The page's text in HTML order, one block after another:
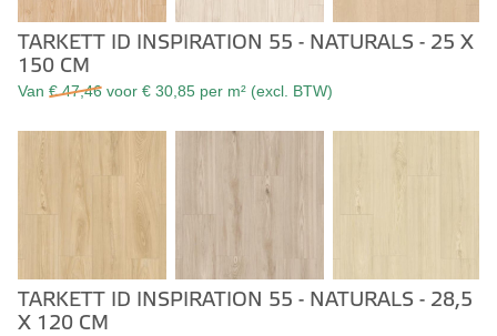
TARKETT ID INSPIRATION 55 - NATURALS - 25 X
150 CM
Van € 47,46 voor € 30,85 per m² (excl. BTW)
TARKETT ID INSPIRATION 55 - NATURALS - 28,5
X 120 CM